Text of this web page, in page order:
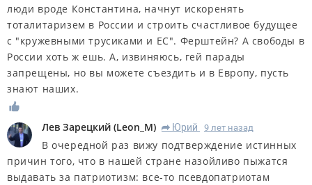
люди вроде Константина, начнут искоренять
тоталитаризем в России и строить счастливое будущее
с "кружевными трусиками и ЕС". Ферштейн? А свободы в
России хоть ж ешь. А, извиняюсь, гей парады
запрещены, но вы можете съездить и в Европу, пусть
знают наших.
Лев Зарецкий (Leon_M) R Юрий 9 лет назад
В очередной раз вижу подтверждение истинных
причин того, что в нашей стране назойливо пыжатся
выдавать за патриотизм: все-то псевдопатриотам